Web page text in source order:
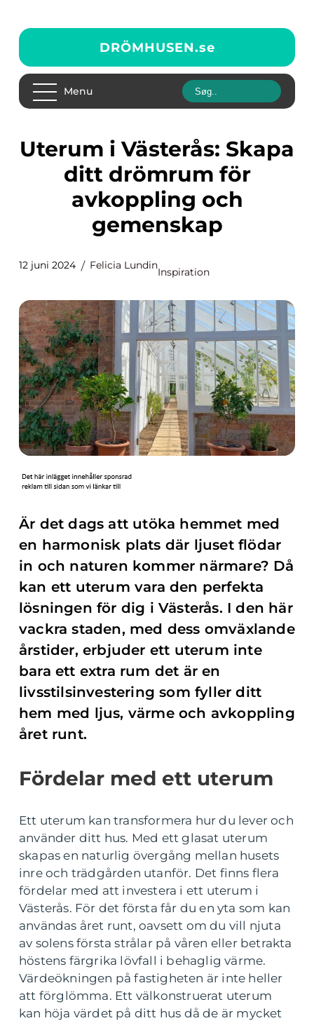
DRÖMHUSEN.se
Menu
Uterum i Västerås: Skapa
ditt drömrum för
avkoppling och
gemenskap
12 juni 2024 Felicia Lundin
Inspiration
Är det dags att utöka hemmet med
en harmonisk plats där ljuset flödar
in och naturen kommer närmare? Då
kan ett uterum vara den perfekta
lösningen för dig i Västerås. I den här
vackra staden, med dess omväxlande
årstider, erbjuder ett uterum inte
bara ett extra rum det är en
livsstilsinvestering som fyller ditt
hem med ljus, värme och avkoppling
året runt.
Fördelar med ett uterum
Ett uterum kan transformera hur du lever och
använder ditt hus. Med ett glasat uterum
skapas en naturlig övergång mellan husets
inre och trädgården utanför. Det finns flera
fördelar med att investera i ett uterum i
Västerås. För det första får du en yta som kan
användas året runt, oavsett om du vill njuta
av solens första strålar på våren eller betrakta
höstens färgrika lövfall i behaglig värme.
Värdeökningen på fastigheten är inte heller
att förglömma. Ett välkonstruerat uterum
kan höja värdet på ditt hus då de är mycket